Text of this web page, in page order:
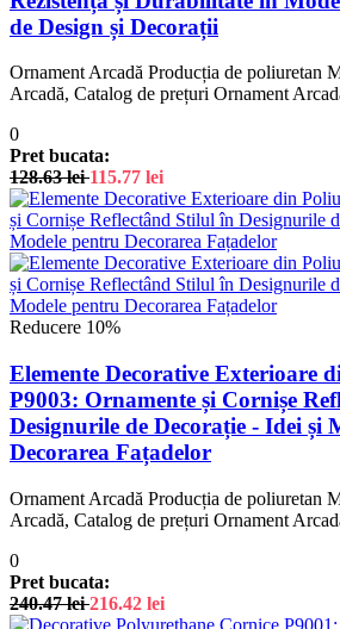
de Design și Decorații
Ornament Arcadă Producția de poliuretan
Arcadă, Catalog de prețuri Ornament
0
Pret bucata:
128.63lei 115.77 lei
Reducere 10%
Elemente Decorative Exterioare
P9003: Ornamente și Cornișe
Designurile de Decorație - Idei și
Decorarea Fațadelor
Ornament Arcadă Producția de poliuretan
Arcadă, Catalog de prețuri Ornament
0
Pret bucata:
240.47lei 216.42 lei